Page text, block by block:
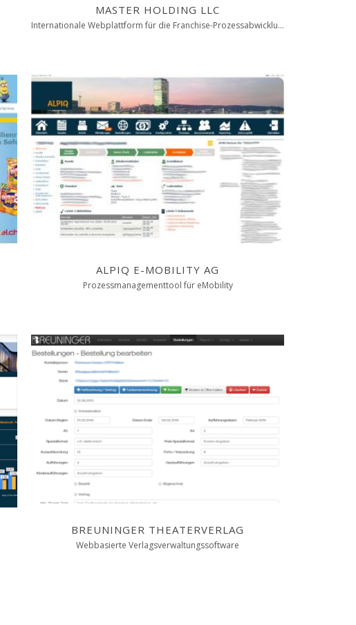
MASTER HOLDING LLC
Internationale Webplattform für die Franchise-Prozessabwicklung
ALPIQ E-MOBILITY AG
Prozessmanagementtool für eMobility
BREUNINGER THEATERVERLAG
Webbasierte Verlagsverwaltungssoftware